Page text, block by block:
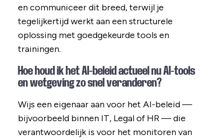
en communiceer dit breed, terwijl je
tegelijkertijd werkt aan een structurele
oplossing met goedgekeurde tools en
trainingen.
Hoe houd ik het AI-beleid actueel nu AI-tools
en wetgeving zo snel veranderen?
Wijs een eigenaar aan voor het AI-beleid —
bijvoorbeeld binnen IT, Legal of HR — die
verantwoordelijk is voor het monitoren van